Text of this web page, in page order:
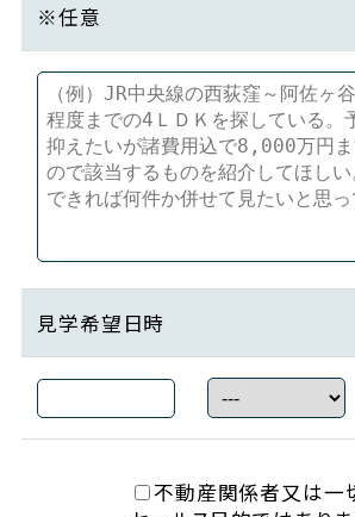
※任意
見学希望日時
不動産関係者又は一